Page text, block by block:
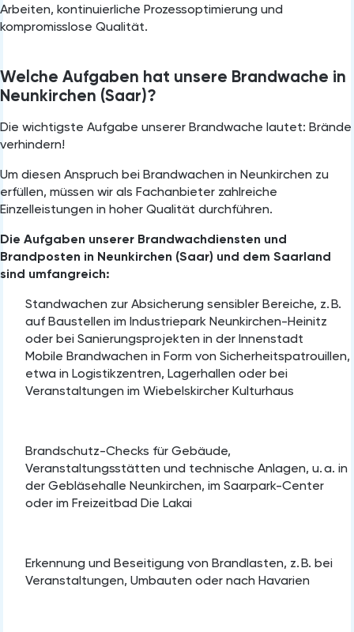
Arbeiten, kontinuierliche Prozessoptimierung und
kompromisslose Qualität.
Welche Aufgaben hat unsere Brandwache in
Neunkirchen ⁠(Saar)?
Die wichtigste Aufgabe unserer Brandwache lautet: Brände
verhindern!
Um diesen Anspruch bei Brandwachen in Neunkirchen zu
erfüllen, müssen wir als Fachanbieter zahlreiche
Einzelleistungen in hoher Qualität durchführen.
Die Aufgaben unserer Brandwachdiensten und
Brandposten in Neunkirchen (Saar) und dem Saarland
sind umfangreich:
Standwachen zur Absicherung sensibler Bereiche, z. B.
auf Baustellen im Industriepark Neunkirchen-Heinitz
oder bei Sanierungsprojekten in der Innenstadt
Mobile Brandwachen in Form von Sicherheitspatrouillen,
etwa in Logistikzentren, Lagerhallen oder bei
Veranstaltungen im Wiebelskircher Kulturhaus
Brandschutz-Checks für Gebäude,
Veranstaltungsstätten und technische Anlagen, u. a. in
der Gebläsehalle Neunkirchen, im Saarpark-Center
oder im Freizeitbad Die Lakai
Erkennung und Beseitigung von Brandlasten, z. B. bei
Veranstaltungen, Umbauten oder nach Havarien